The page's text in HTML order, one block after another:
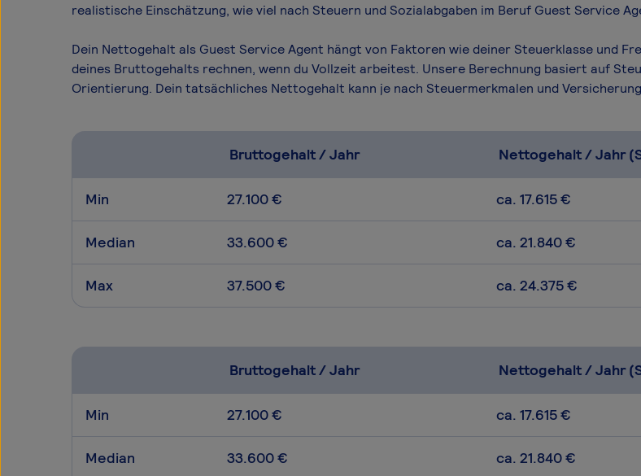
realistische Einschätzung, wie viel nach Steuern und Sozialabgaben im Beruf Guest Service
Dein Nettogehalt als Guest Service Agent hängt von Faktoren wie deiner Steuerklasse und
deines Bruttogehalts rechnen, wenn du Vollzeit arbeitest. Unsere Berechnung basiert auf
Orientierung. Dein tatsächliches Nettogehalt kann je nach Steuermerkmalen und
Bruttogehalt / Jahr Nettogehalt / Jahr
Min 27.100 € ca. 17.615 €
Median 33.600 € ca. 21.840 €
Max 37.500 € ca. 24.375 €
Bruttogehalt / Jahr Nettogehalt / Jahr
Min 27.100 € ca. 17.615 €
Median 33.600 € ca. 21.840 €